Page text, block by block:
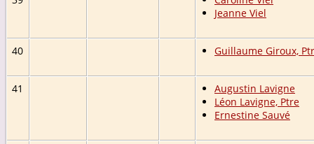
Jeanne Viel
40 Guillaume Giroux,
41
Augustin Lavigne
Léon Lavigne, Ptre
Ernestine Sauvé